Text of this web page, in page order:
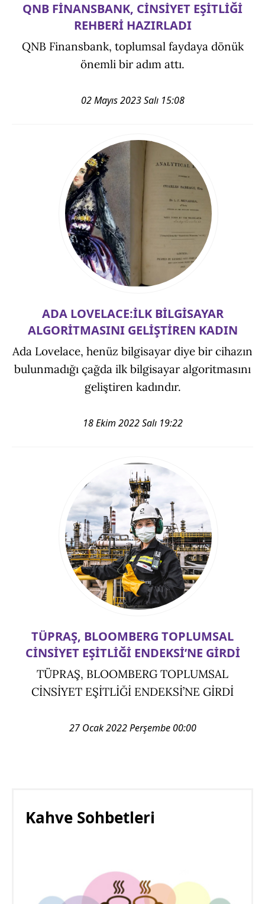
QNB FİNANSBANK, CİNSİYET EŞİTLİĞİ
REHBERİ HAZIRLADI
QNB Finansbank, toplumsal faydaya dönük
önemli bir adım attı.
02 Mayıs 2023 Salı 15:08
ADA LOVELACE:İLK BİLGİSAYAR
ALGORİTMASINI GELİŞTİREN KADIN
Ada Lovelace, henüz bilgisayar diye bir cihazın
bulunmadığı çağda ilk bilgisayar algoritmasını
geliştiren kadındır.
18 Ekim 2022 Salı 19:22
TÜPRAŞ, BLOOMBERG TOPLUMSAL
CİNSİYET EŞİTLİĞİ ENDEKSİ’NE GİRDİ
TÜPRAŞ, BLOOMBERG TOPLUMSAL
CİNSİYET EŞİTLİĞİ ENDEKSİ’NE GİRDİ
27 Ocak 2022 Perşembe 00:00
Kahve Sohbetleri